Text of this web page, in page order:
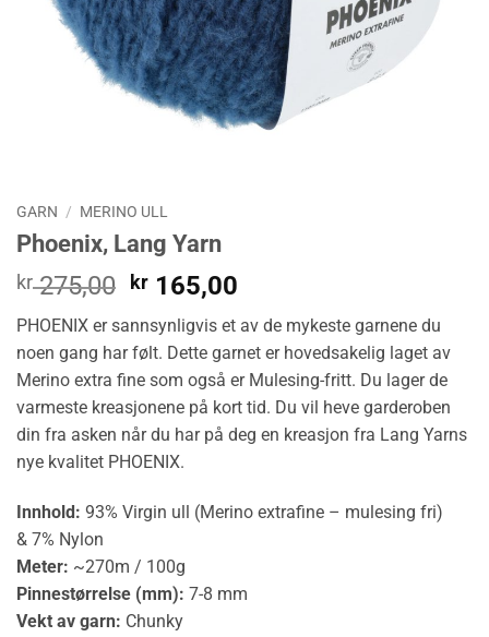
GARN / MERINO ULL
Phoenix, Lang Yarn
kr275,00 Opprinnelig
var:
kr 275,00.
kr 165,00
pris
er:
kr 165,00.
PHOENIX er sannsynligvis et av de mykeste garnene du
noen gang har følt. Dette garnet er hovedsakelig laget av
Merino extra fine som også er Mulesing-fritt. Du lager de
varmeste kreasjonene på kort tid. Du vil heve garderoben
din fra asken når du har på deg en kreasjon fra Lang Yarns
nye kvalitet PHOENIX.
Innhold: 93% Virgin ull (Merino extrafine – mulesing fri)
& 7% Nylon
Meter: ~270m / 100g
Pinnestørrelse (mm): 7-8 mm
Vekt av garn: Chunky